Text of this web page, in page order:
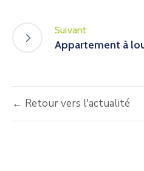
Suivant
Appartement à
← Retour vers l'actualité